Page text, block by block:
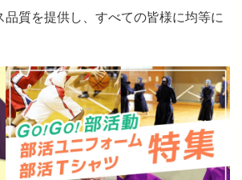
質を提供し、すべての皆様に均等に